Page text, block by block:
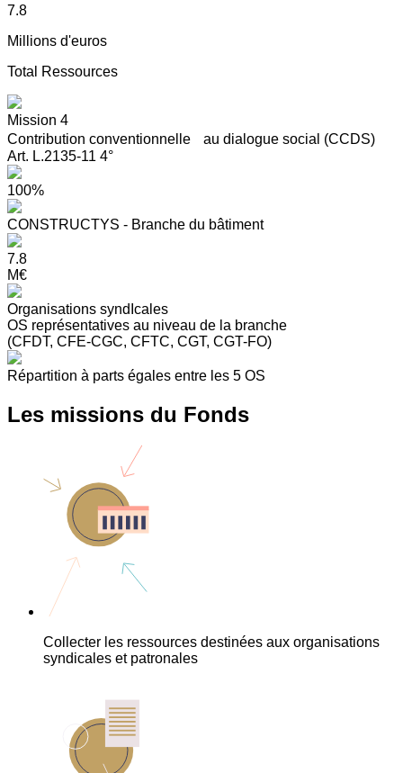
7.8
Millions d'euros
Total Ressources
Mission 4
Contribution conventionnelle au dialogue social (CCDS)
Art. L.2135-11 4°
100%
CONSTRUCTYS - Branche du bâtiment
7.8
M€
Organisations syndIcales
OS représentatives au niveau de la branche
(CFDT, CFE-CGC, CFTC, CGT, CGT-FO)
Répartition à parts égales entre les 5 OS
Les missions du Fonds
Collecter les ressources destinées aux organisations
syndicales et patronales